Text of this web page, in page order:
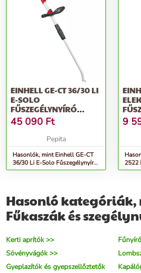
EINHELL GE-CT 36/30 LI
E-SOLO
FŰSZEGÉLYNYÍRÓ
(AKKU ÉS TÖLTŐ
NÉLKÜL)
45 090 Ft
Pepita
Hasonlók, mint Einhell GE-CT
36/30 Li E-Solo Fűszegélynyíró
(Akku és töltő nélkül)
9
2522
Hasonló
Fűkaszák és
Kerti aprítók >>
Sövényvágók >>
Gyeplazítók és gyepszellőztetők